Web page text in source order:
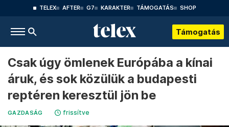
TELEX AFTER G7 KARAKTER TÁMOGATÁS SHOP
Támogatás
Csak úgy ömlenek Európába a kínai
áruk, és sok közülük a budapesti
reptéren keresztül jön be
GAZDASÁG frissítve